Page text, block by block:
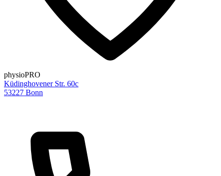
physioPRO
Küdinghovener Str. 60c
53227 Bonn